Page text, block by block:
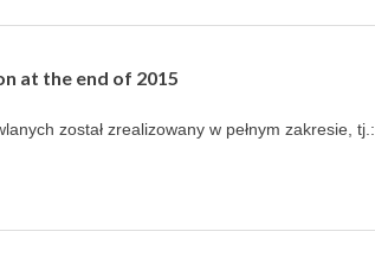
at the end of 2015
został zrealizowany w pełnym zakresie, tj.: